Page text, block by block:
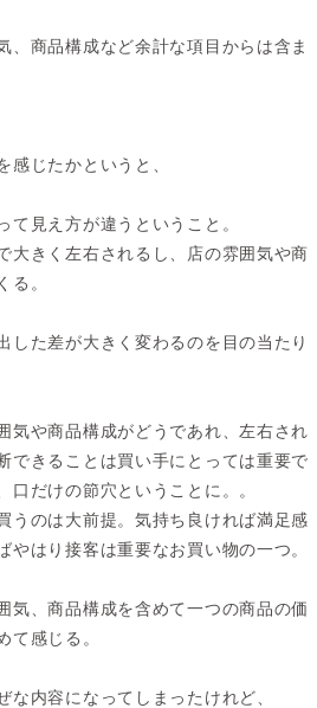
、商品構成など余計な項目からは含ま
感じたかというと、
て見え方が違うということ。
大きく左右されるし、店の雰囲気や商
る。
した差が大きく変わるのを目の当たり
気や商品構成がどうであれ、左右され
できることは買い手にとっては重要で
口だけの節穴ということに。。
うのは大前提。気持ち良ければ満足感
やはり接客は重要なお買い物の一つ。
気、商品構成を含めて一つの商品の価
て感じる。
な内容になってしまったけれど、